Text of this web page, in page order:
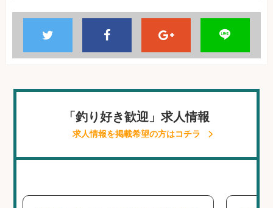
「釣り好き歓迎」求人情報
求人情報を掲載希望の方はコチラ